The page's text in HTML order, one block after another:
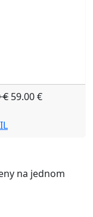
€ 59.00 €
na jednom